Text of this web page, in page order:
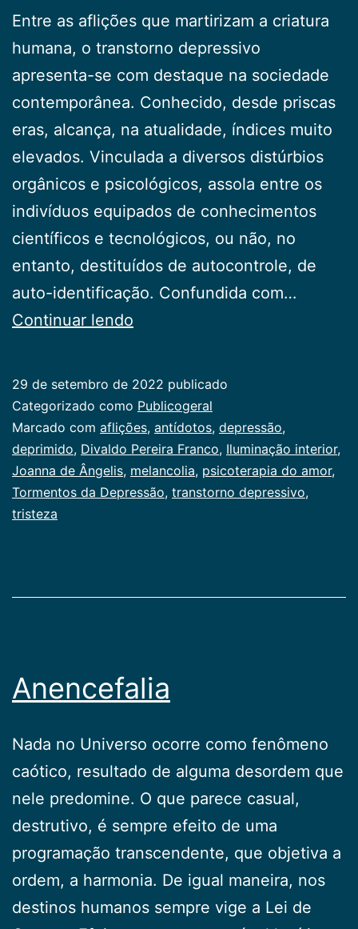
Entre as aflições que martirizam a criatura
humana, o transtorno depressivo
apresenta-se com destaque na sociedade
contemporânea. Conhecido, desde priscas
eras, alcança, na atualidade, índices muito
elevados. Vinculada a diversos distúrbios
orgânicos e psicológicos, assola entre os
indivíduos equipados de conhecimentos
científicos e tecnológicos, ou não, no
entanto, destituídos de autocontrole, de
auto-identificação. Confundida com…
Continuar lendo
29 de setembro de 2022 publicado
Categorizado como Publicogeral
Marcado com aflições, antídotos, depressão,
deprimido, Divaldo Pereira Franco, Iluminação interior,
Joanna de Ângelis, melancolia, psicoterapia do amor,
Tormentos da Depressão, transtorno depressivo,
tristeza
Anencefalia
Nada no Universo ocorre como fenômeno
caótico, resultado de alguma desordem que
nele predomine. O que parece casual,
destrutivo, é sempre efeito de uma
programação transcendente, que objetiva a
ordem, a harmonia. De igual maneira, nos
destinos humanos sempre vige a Lei de